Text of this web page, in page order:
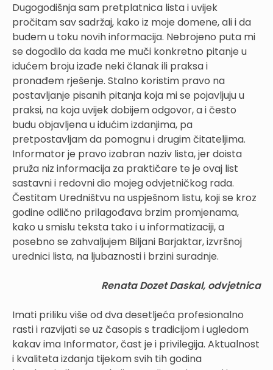
Dugogodišnja sam pretplatnica lista i uvijek
pročitam sav sadržaj, kako iz moje domene, ali i da
budem u toku novih informacija. Nebrojeno puta mi
se dogodilo da kada me muči konkretno pitanje u
idućem broju izađe neki članak ili praksa i
pronađem rješenje. Stalno koristim pravo na
postavljanje pisanih pitanja koja mi se pojavljuju u
praksi, na koja uvijek dobijem odgovor, a i često
budu objavljena u idućim izdanjima, pa
pretpostavljam da pomognu i drugim čitateljima.
Informator je pravo izabran naziv lista, jer doista
pruža niz informacija za praktičare te je ovaj list
sastavni i redovni dio mojeg odvjetničkog rada.
Čestitam Uredništvu na uspješnom listu, koji se kroz
godine odlično prilagođava brzim promjenama,
kako u smislu teksta tako i u informatizaciji, a
posebno se zahvaljujem Biljani Barjaktar, izvršnoj
urednici lista, na ljubaznosti i brzini suradnje.
Renata Dozet Daskal, odvjetnica
Imati priliku više od dva desetljeća profesionalno
rasti i razvijati se uz časopis s tradicijom i ugledom
kakav ima Informator, čast je i privilegija. Aktualnost
i kvaliteta izdanja tijekom svih tih godina